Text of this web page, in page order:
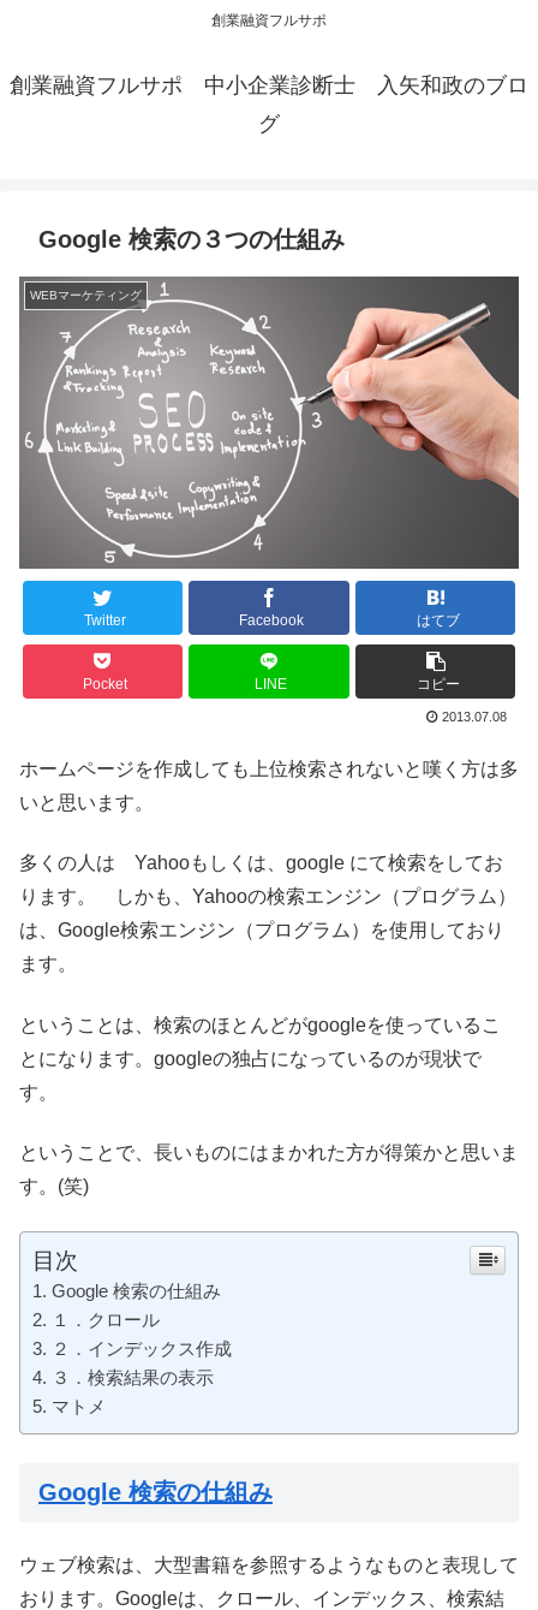
創業融資フルサポ
創業融資フルサポ 中小企業診断士 入矢和政のブロ
グ
Google 検索の３つの仕組み
WEBマーケティング
Twitter Facebook はてブ
Pocket LINE コピー
2013.07.08
ホームページを作成しても上位検索されないと嘆く方は多
いと思います。
多くの人は Yahooもしくは、google にて検索をしてお
ります。 しかも、Yahooの検索エンジン（プログラム）
は、Google検索エンジン（プログラム）を使用しており
ます。
ということは、検索のほとんどがgoogleを使っているこ
とになります。googleの独占になっているのが現状で
す。
ということで、長いものにはまかれた方が得策かと思いま
す。(笑)
目次
Google 検索の仕組み
１．クロール
２．インデックス作成
３．検索結果の表示
マトメ
Google 検索の仕組み
ウェブ検索は、大型書籍を参照するようなものと表現して
おります。Googleは、クロール、インデックス、検索結